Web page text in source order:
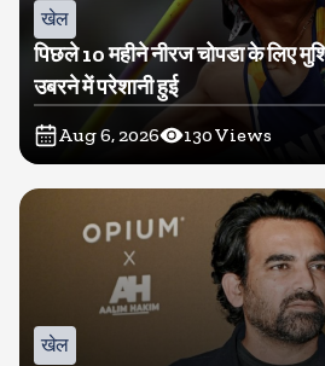
खेल
पिछले 10 महीने नीरज चोपडा के लिए
उबरने में परेशानी हुई
Aug 6, 2026 130Views
खेल